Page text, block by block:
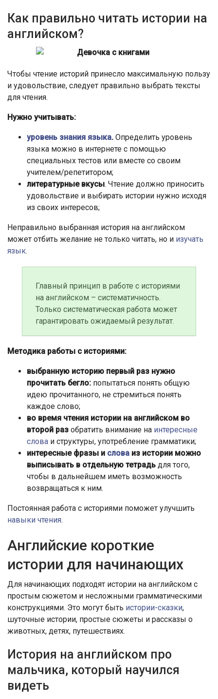
Как правильно читать истории на
английском?
Чтобы чтение историй принесло максимальную пользу
и удовольствие, следует правильно выбрать тексты
для чтения.
Нужно учитывать:
уровень знания языка. Определить уровень
языка можно в интернете с помощью
специальных тестов или вместе со своим
учителем/репетитором;
литературные вкусы. Чтение должно приносить
удовольствие и выбирать истории нужно исходя
из своих интересов;
Неправильно выбранная история на английском
может отбить желание не только читать, но и изучать
язык.
Главный принцип в работе с историями
на английском – систематичность.
Только систематическая работа может
гарантировать ожидаемый результат.
Методика работы с историями:
выбранную историю первый раз нужно
прочитать бегло: попытаться понять общую
идею прочитанного, не стремиться понять
каждое слово;
во время чтения истории на английском во
второй раз обратить внимание на интересные
слова и структуры, употребление грамматики;
интересные фразы и слова из истории можно
выписывать в отдельную тетрадь для того,
чтобы в дальнейшем иметь возможность
возвращаться к ним.
Постоянная работа с историями поможет улучшить
навыки чтения.
Английские короткие
истории для начинающих
Для начинающих подходят истории на английском с
простым сюжетом и несложными грамматическими
конструкциями. Это могут быть истории-сказки,
шуточные истории, простые сюжеты и рассказы о
животных, детях, путешествиях.
История на английском про
мальчика, который научился
видеть